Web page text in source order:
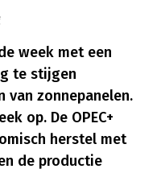
week met een
te stijgen
van zonnepanelen.
op. De OPEC+
herstel met
de productie